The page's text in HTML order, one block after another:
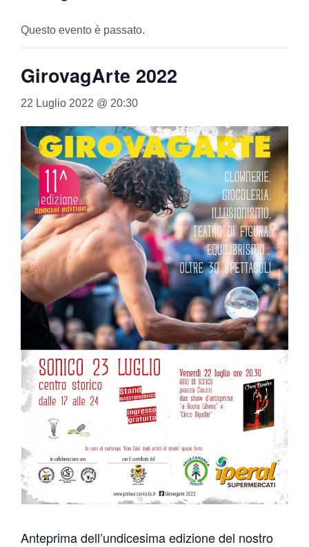
Questo evento è passato.
GirovagArte 2022
22 Luglio 2022 @ 20:30
Anteprima dell’undicesima edizione del nostro